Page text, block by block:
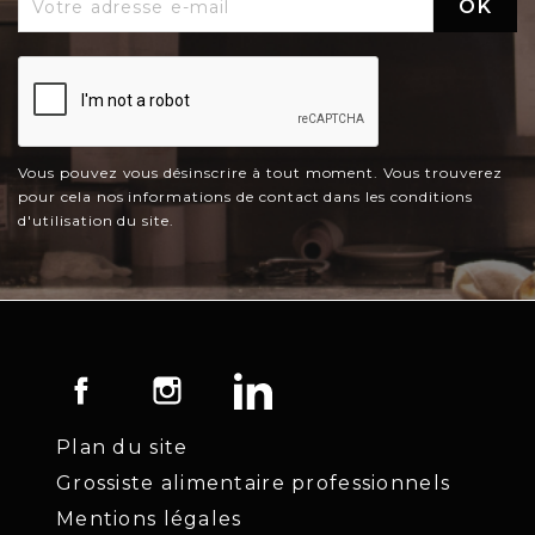
Vous pouvez vous désinscrire à tout moment. Vous trouverez
pour cela nos informations de contact dans les conditions
d'utilisation du site.
Facebook Instagram
Plan du site
Grossiste alimentaire professionnels
Mentions légales